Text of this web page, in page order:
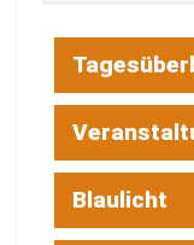
Blaulicht